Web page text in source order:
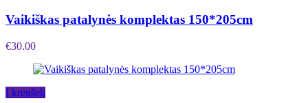
Vaikiškas patalynės komplektas 150*205cm
€30.00
Į krepšelį